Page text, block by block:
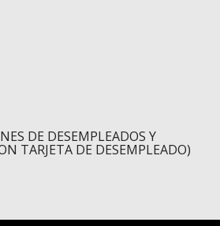
DE DESEMPLEADOS Y
TARJETA DE DESEMPLEADO)